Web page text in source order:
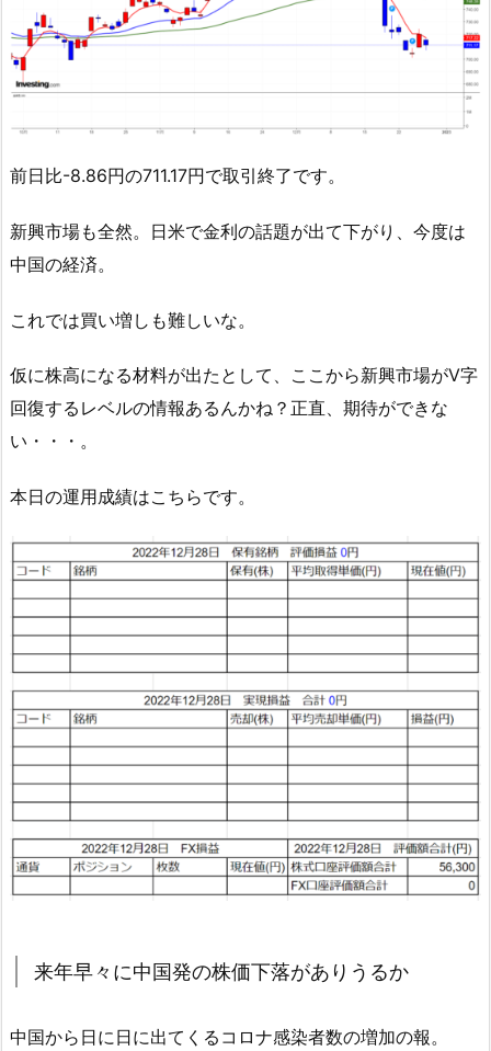
前日比-8.86円の711.17円で取引終了です。
新興市場も全然。日米で金利の話題が出て下がり、今度は
中国の経済。
これでは買い増しも難しいな。
仮に株高になる材料が出たとして、ここから新興市場がV字
回復するレベルの情報あるんかね？正直、期待ができな
い・・・。
本日の運用成績はこちらです。
来年早々に中国発の株価下落がありうるか
中国から日に日に出てくるコロナ感染者数の増加の報。